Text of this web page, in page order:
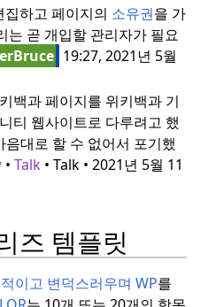
하고 페이지의 소유권을 가
는 곧 개입할 관리자가 필요
19:27, 2021년 5월
백과 페이지를 위키백과 기
티 웹사이트로 다루려고 했
음대로 할 수 없어서 포기했
•Talk • Talk • 2021년 5월 11
즈 템플릿
이고 변덕스러우며 WP를